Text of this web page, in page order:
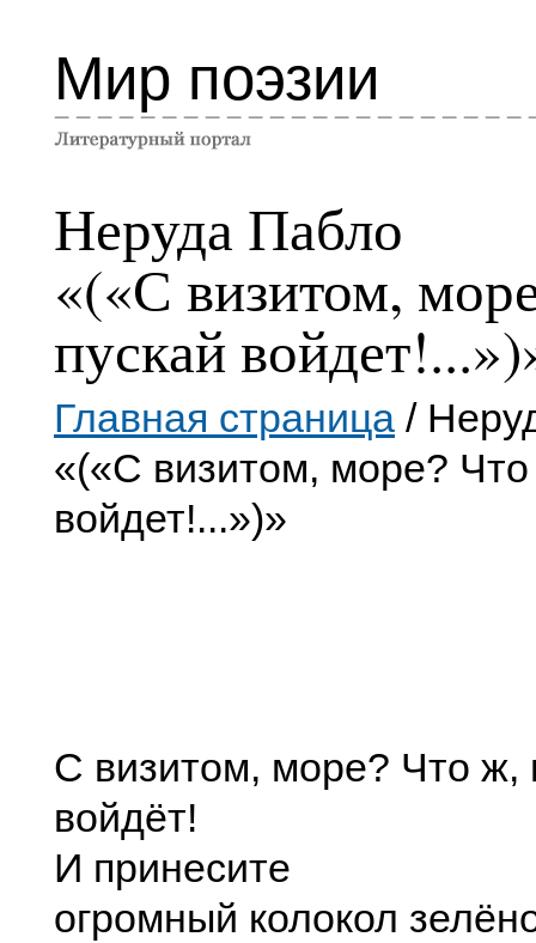
Мир поэзии
Неруда Пабло
«(«С визитом,
пускай
Главная страница /
«(«С визитом, море? Что
войдет!...»)»
С визитом, море? Что ж,
войдёт!
И принесите
огромный колокол